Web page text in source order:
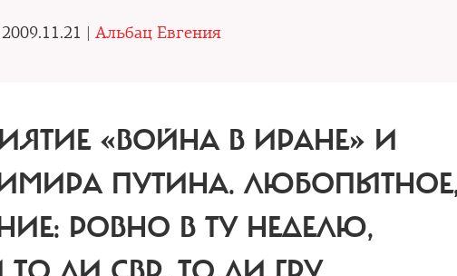
2009.11.21 | Альбац Евгения
«ВОЙНА В ИРАНЕ» И
ПУТИНА.
РОВНО В ТУ НЕДЕЛЮ,